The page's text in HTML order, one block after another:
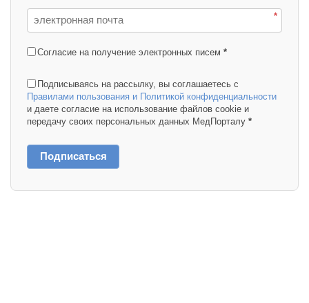
*
Согласие на получение электронных писем *
Подписываясь на рассылку, вы соглашаетесь с
Правилами пользования и Политикой конфиденциальности
и даете согласие на использование файлов cookie и
передачу своих персональных данных МедПорталу *
Подписаться